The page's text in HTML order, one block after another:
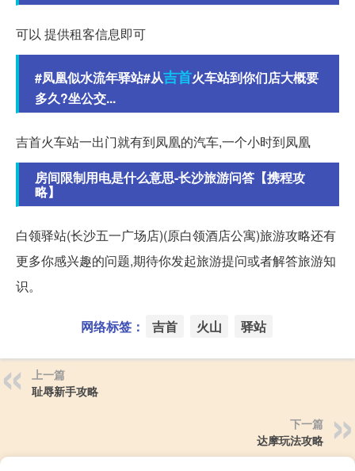
可以 提供租客信息即可
#凤凰似水流年驿站#从吉首火车站到你们店大概要
多久?坐公交...
吉首火车站一出门就有到凤凰的汽车,一个小时到凤凰
房间限制用电是什么意思-长沙旅游问答【携程攻
略】
白领驿站(长沙五一广场店)(原白领酒店公寓)旅游攻略还有
更多你感兴趣的问题,期待你发起旅游提问或者解答旅游知
识。
网络标签： 吉首 火山 驿站
上一篇
耻辱新手攻略
下一篇
达摩玩法攻略